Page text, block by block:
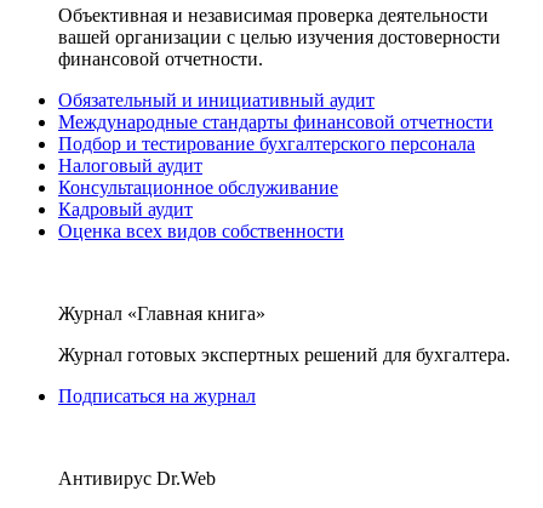
Объективная и независимая проверка деятельности
вашей организации с целью изучения достоверности
финансовой отчетности.
Обязательный и инициативный аудит
Международные стандарты финансовой отчетности
Подбор и тестирование бухгалтерского персонала
Налоговый аудит
Консультационное обслуживание
Кадровый аудит
Оценка всех видов собственности
Журнал «Главная книга»
Журнал готовых экспертных решений для бухгалтера.
Подписаться на журнал
Антивирус Dr.Web